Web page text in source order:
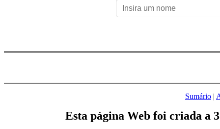
Sumário |
Esta página Web foi criada a